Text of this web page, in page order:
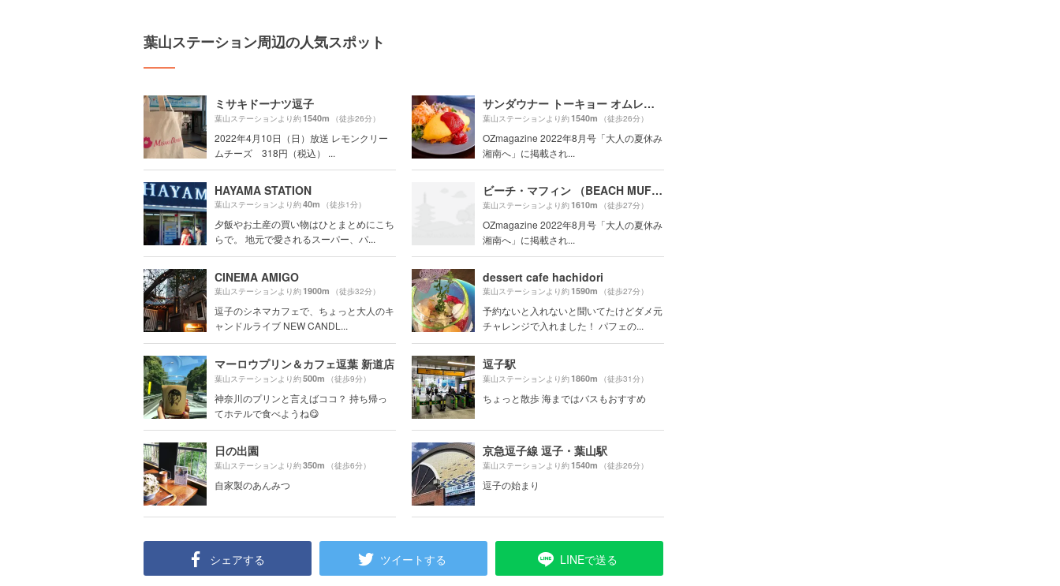
葉山ステーション周辺の人気スポット
ミサキドーナツ逗子
葉山ステーションより約1540m （徒歩26分）
2022年4月10日（日）放送 レモンクリー
ムチーズ 318円（税込） ...
サンダウナー トーキョー オムレツ （SUNDOWNER）
葉山ステーションより約1540m （徒歩26分）
OZmagazine 2022年8月号「大人の夏休み
湘南へ」に掲載され...
HAYAMA STATION
葉山ステーションより約40m （徒歩1分）
夕飯やお土産の買い物はひとまとめにこち
らで。 地元で愛されるスーパー、パ...
ビーチ・マフィン （BEACH MUFFIN）
葉山ステーションより約1610m （徒歩27分）
OZmagazine 2022年8月号「大人の夏休み
湘南へ」に掲載され...
CINEMA AMIGO
葉山ステーションより約1900m （徒歩32分）
逗子のシネマカフェで、ちょっと大人のキ
ャンドルライブ NEW CANDL...
dessert cafe hachidori
葉山ステーションより約1590m （徒歩27分）
予約ないと入れないと聞いてたけどダメ元
チャレンジで入れました！ パフェの...
マーロウプリン＆カフェ逗葉 新道店
葉山ステーションより約500m （徒歩9分）
神奈川のプリンと言えばココ？ 持ち帰っ
てホテルで食べようね😋
逗子駅
葉山ステーションより約1860m （徒歩31分）
ちょっと散歩 海まではバスもおすすめ
日の出園
葉山ステーションより約350m （徒歩6分）
自家製のあんみつ
京急逗子線 逗子・葉山駅
葉山ステーションより約1540m （徒歩26分）
逗子の始まり
シェアする ツイートする LINEで送る